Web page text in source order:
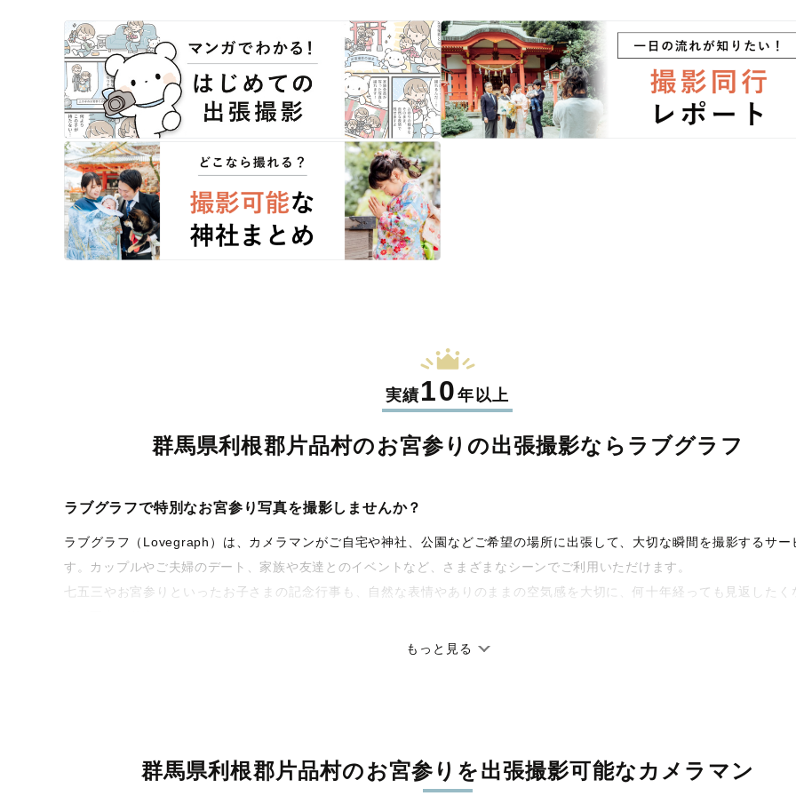
実績10年以上
群馬県利根郡片品村のお宮参りの出張撮影なら ラブグラフ
ラブグラフで特別なお宮参り写真を撮影しませんか？
ラブグラフ（Lovegraph）は、カメラマンがご自宅や神社、公園などご希望の場所に出張して、大切な瞬間を撮影するサー
す。カップルやご夫婦のデート、家族や友達とのイベントなど、さまざまなシーンでご利用いただけます。
七五三やお宮参りといったお子さまの記念行事も、自然な表情やありのままの空気感を大切に、何十年経っても見返したく
丁寧なレタッチで思い出を美しく仕上げます
もっと見る
群馬県利根郡片品村のお宮参りを出張撮影可能なカメラマン